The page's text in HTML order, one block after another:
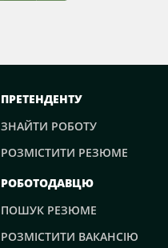
ПРЕТЕНДЕНТУ
ЗНАЙТИ РОБОТУ
РОЗМІСТИТИ РЕЗЮМЕ
РОБОТОДАВЦЮ
ПОШУК РЕЗЮМЕ
РОЗМІСТИТИ ВАКАНСІЮ